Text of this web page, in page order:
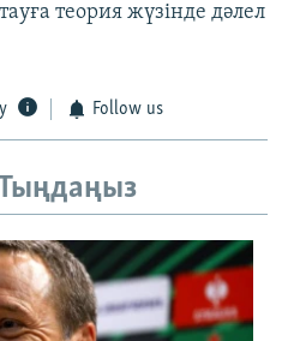
теория жүзінде дәлел
Follow us